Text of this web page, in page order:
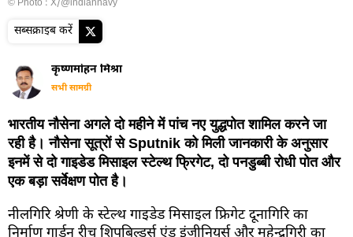
© Photo : X/@indiannavy
सब्सक्राइब करें
कृष्णमोहन मिश्रा
सभी सामग्री
भारतीय नौसेना अगले दो महीने में पांच नए युद्धपोत शामिल करने जा
रही है। नौसेना सूत्रों से Sputnik को मिली जानकारी के अनुसार
इनमें से दो गाइडेड मिसाइल स्टेल्थ फ्रिगेट, दो पनडुब्बी रोधी पोत और
एक बड़ा सर्वेक्षण पोत है।
नीलगिरि श्रेणी के स्टेल्थ गाइडेड मिसाइल फ्रिगेट दूनागिरि का
निर्माण गार्डन रीच शिपबिल्डर्स एंड इंजीनियर्स और महेन्द्रगिरी का